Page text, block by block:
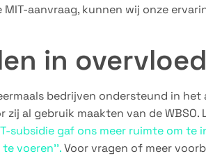
aanvraag, kunnen wij onze
in
bedrijven ondersteund in het
al gebruik maakten van de WBSO.
subsidie gaf ons meer ruimte om te
voeren’’.Voor vragen of meer